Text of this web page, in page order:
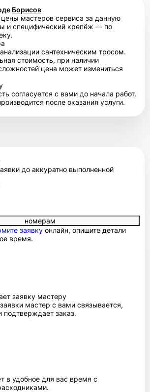
Борисов
мастеров сервиса за данную
и специфический крепёж — по
сантехническим тросом.
стоимость, при наличии
цена может измениться
согласуется с вами до начала работ.
после оказания услуги.
до аккуратно выполненной
номерам
заявку онлайн, опишите детали
время.
заявку мастеру
мастер с вами связывается,
подтверждает заказ.
в удобное для вас время с